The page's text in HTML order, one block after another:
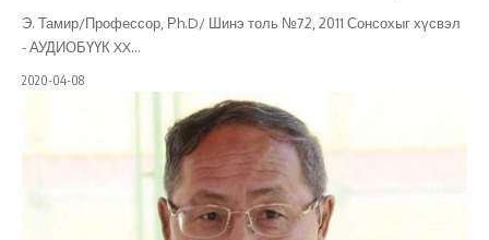
Э. Тамир/Профессор, Рh.D/ Шинэ толь №72, 2011 Сонсохыг хүсвэл
- АУДИОБҮҮК XX…
2020-04-08